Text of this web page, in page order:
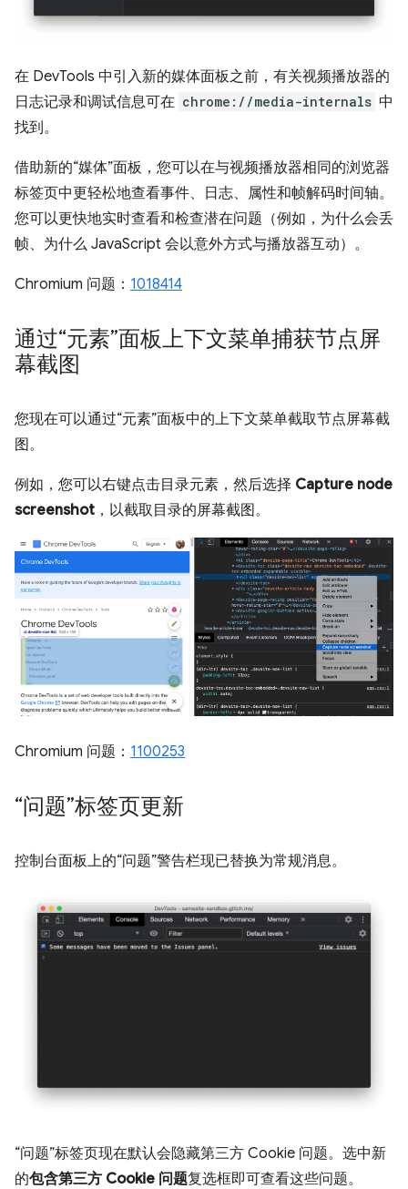
在 DevTools 中引入新的媒体面板之前，有关视频播放器的
日志记录和调试信息可在 chrome://media-internals 中
找到。
借助新的“媒体”面板，您可以在与视频播放器相同的浏览器
标签页中更轻松地查看事件、日志、属性和帧解码时间轴。
您可以更快地实时查看和检查潜在问题（例如，为什么会丢
帧、为什么 JavaScript 会以意外方式与播放器互动）。
Chromium 问题： 1018414
通过“元素”面板上下文菜单捕获节点屏
幕截图
您现在可以通过“元素”面板中的上下文菜单截取节点屏幕截
图。
例如，您可以右键点击目录元素，然后选择 Capture node
screenshot ，以截取目录的屏幕截图。
Chromium 问题： 1100253
“问题”标签页更新
控制台面板上的“问题”警告栏现已替换为常规消息。
“问题”标签页现在默认会隐藏第三方 Cookie 问题。选中新
的包含第三方 Cookie 问题复选框即可查看这些问题。